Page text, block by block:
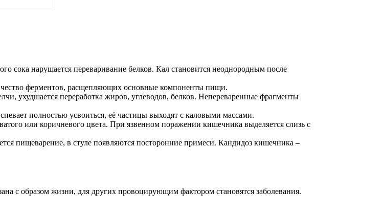
сока нарушается переваривание белков. Кал становится неоднородным после
ферментов, расщепляющих основные компоненты пищи.
ухудшается переработка жиров, углеводов, белков. Непереваренные фрагменты
полностью усвоиться, её частицы выходят с каловыми массами.
или коричневого цвета. При язвенном поражении кишечника выделяется слизь с
пищеварение, в стуле появляются посторонние примеси. Кандидоз кишечника –
с образом жизни, для других провоцирующим фактором становятся заболевания.